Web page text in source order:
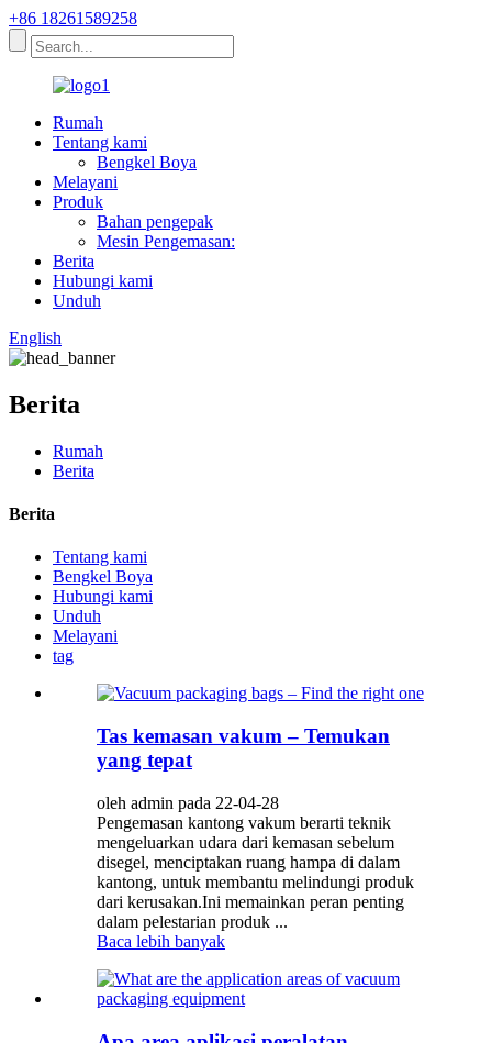
+86 18261589258
Rumah
Tentang kami
Bengkel Boya
Melayani
Produk
Bahan pengepak
Mesin Pengemasan:
Berita
Hubungi kami
Unduh
English
Berita
Rumah
Berita
Berita
Tentang kami
Bengkel Boya
Hubungi kami
Unduh
Melayani
tag
Tas kemasan vakum – Temukan
yang tepat
oleh admin pada 22-04-28
Pengemasan kantong vakum berarti teknik
mengeluarkan udara dari kemasan sebelum
disegel, menciptakan ruang hampa di dalam
kantong, untuk membantu melindungi produk
dari kerusakan.Ini memainkan peran penting
dalam pelestarian produk ...
Baca lebih banyak